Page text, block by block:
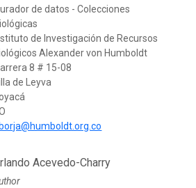
de datos - Colecciones
de Investigación de Recursos
Alexander von Humboldt
8 # 15-08
de Leyva
Acevedo-Charry